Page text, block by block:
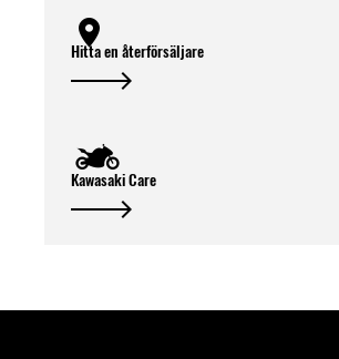
Hitta en återförsäljare
Kawasaki Care